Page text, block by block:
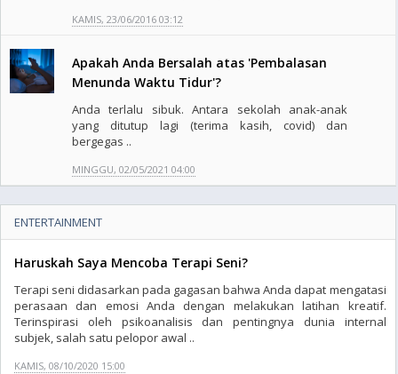
KAMIS, 23/06/2016 03:12
Apakah Anda Bersalah atas 'Pembalasan
Menunda Waktu Tidur'?
Anda terlalu sibuk. Antara sekolah anak-anak
yang ditutup lagi (terima kasih, covid) dan
bergegas ..
MINGGU, 02/05/2021 04:00
ENTERTAINMENT
Haruskah Saya Mencoba Terapi Seni?
Terapi seni didasarkan pada gagasan bahwa Anda dapat mengatasi
perasaan dan emosi Anda dengan melakukan latihan kreatif.
Terinspirasi oleh psikoanalisis dan pentingnya dunia internal
subjek, salah satu pelopor awal ..
KAMIS, 08/10/2020 15:00